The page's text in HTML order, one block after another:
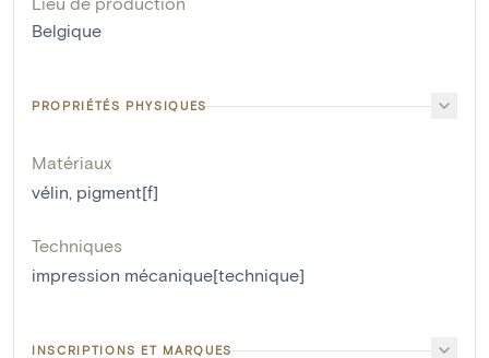
Belgique
PROPRIÉTÉS PHYSIQUES
Matériaux
vélin, pigment[f]
Techniques
impression mécanique[technique]
INSCRIPTIONS ET MARQUES